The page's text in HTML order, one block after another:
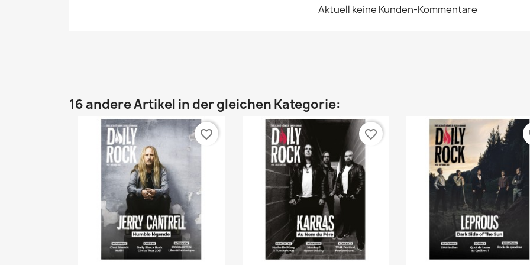
Aktuell keine Kunden-Kommentare
16 andere Artikel in der gleichen Kategorie:
favorite_border favorite_border